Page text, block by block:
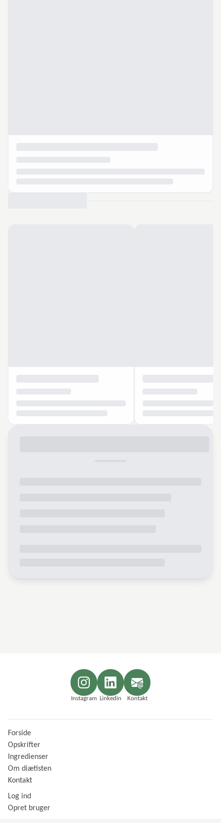
Instagram Linkedin Kontakt
Forside
Opskrifter
Ingredienser
Om diætisten
Kontakt
Log ind
Opret bruger